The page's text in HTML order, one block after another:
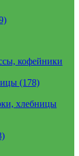
кофейники
(178)
хлебницы